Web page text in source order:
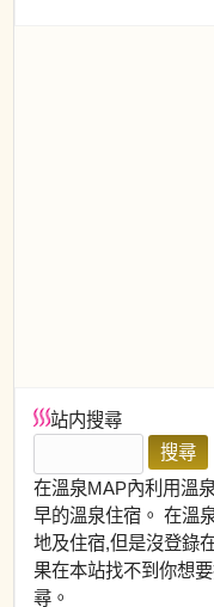
站内搜尋
在溫泉MAP內利用溫
早的溫泉住宿。 在溫
地及住宿,但是沒登錄
果在本站找不到你想
尋。